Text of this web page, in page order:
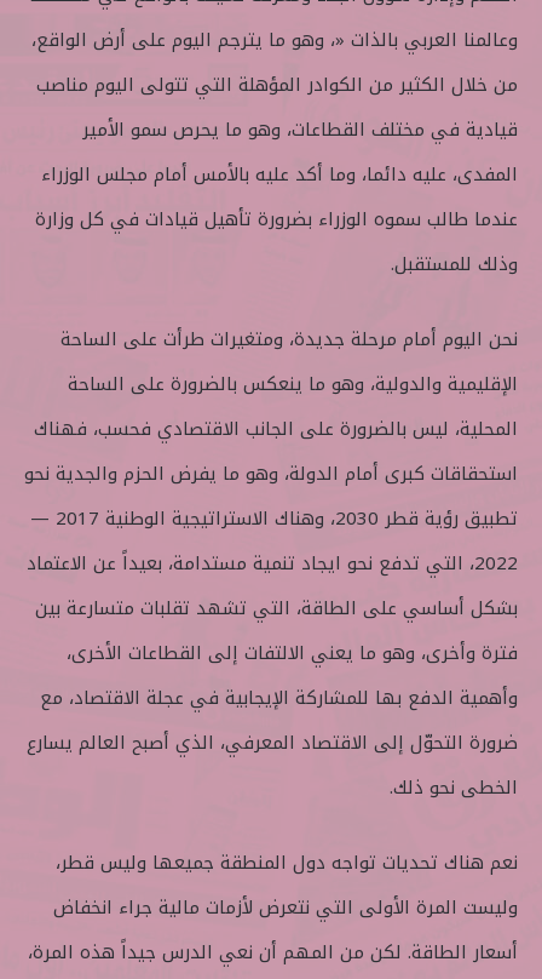
وعالمنا العربي بالذات «، وهو ما يترجم اليوم على أرض الواقع،
من خلال الكثير من الكوادر المؤهلة التي تتولى اليوم مناصب
قيادية في مختلف القطاعات، وهو ما يحرص سمو الأمير
المفدى، عليه دائما، وما أكد عليه بالأمس أمام مجلس الوزراء
عندما طالب سموه الوزراء بضرورة تأهيل قيادات في كل وزارة
وذلك للمستقبل.
نحن اليوم أمام مرحلة جديدة، ومتغيرات طرأت على الساحة
الإقليمية والدولية، وهو ما ينعكس بالضرورة على الساحة
المحلية، ليس بالضرورة على الجانب الاقتصادي فحسب، فهناك
استحقاقات كبرى أمام الدولة، وهو ما يفرض الحزم والجدية نحو
تطبيق رؤية قطر 2030، وهناك الاستراتيجية الوطنية 2017 —
2022، التي تدفع نحو ايجاد تنمية مستدامة، بعيداً عن الاعتماد
بشكل أساسي على الطاقة، التي تشهد تقلبات متسارعة بين
فترة وأخرى، وهو ما يعني الالتفات إلى القطاعات الأخرى،
وأهمية الدفع بها للمشاركة الإيجابية في عجلة الاقتصاد، مع
ضرورة التحوّل إلى الاقتصاد المعرفي، الذي أصبح العالم يسارع
الخطى نحو ذلك.
نعم هناك تحديات تواجه دول المنطقة جميعها وليس قطر،
وليست المرة الأولى التي نتعرض لأزمات مالية جراء انخفاض
أسعار الطاقة. لكن من المهم أن نعي الدرس جيداً هذه المرة،